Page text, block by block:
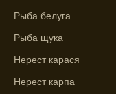
ловли в
Рыба белуга
Рыба щука
Нерест карася
Нерест карпа